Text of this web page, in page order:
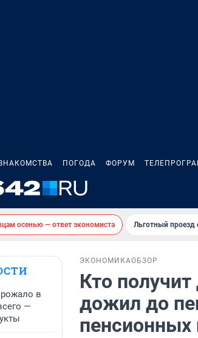
ПОГОДА ФОРУМ
осенью — ответ экономиста Льготный проезд
в
—
ЭКОНОМИКАОБЗОР
Кто
дожил до
пенсионных